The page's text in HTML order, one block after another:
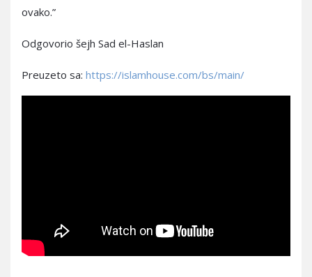
ovako.”
Odgovorio šejh Sad el-Haslan
Preuzeto sa: https://islamhouse.com/bs/main/